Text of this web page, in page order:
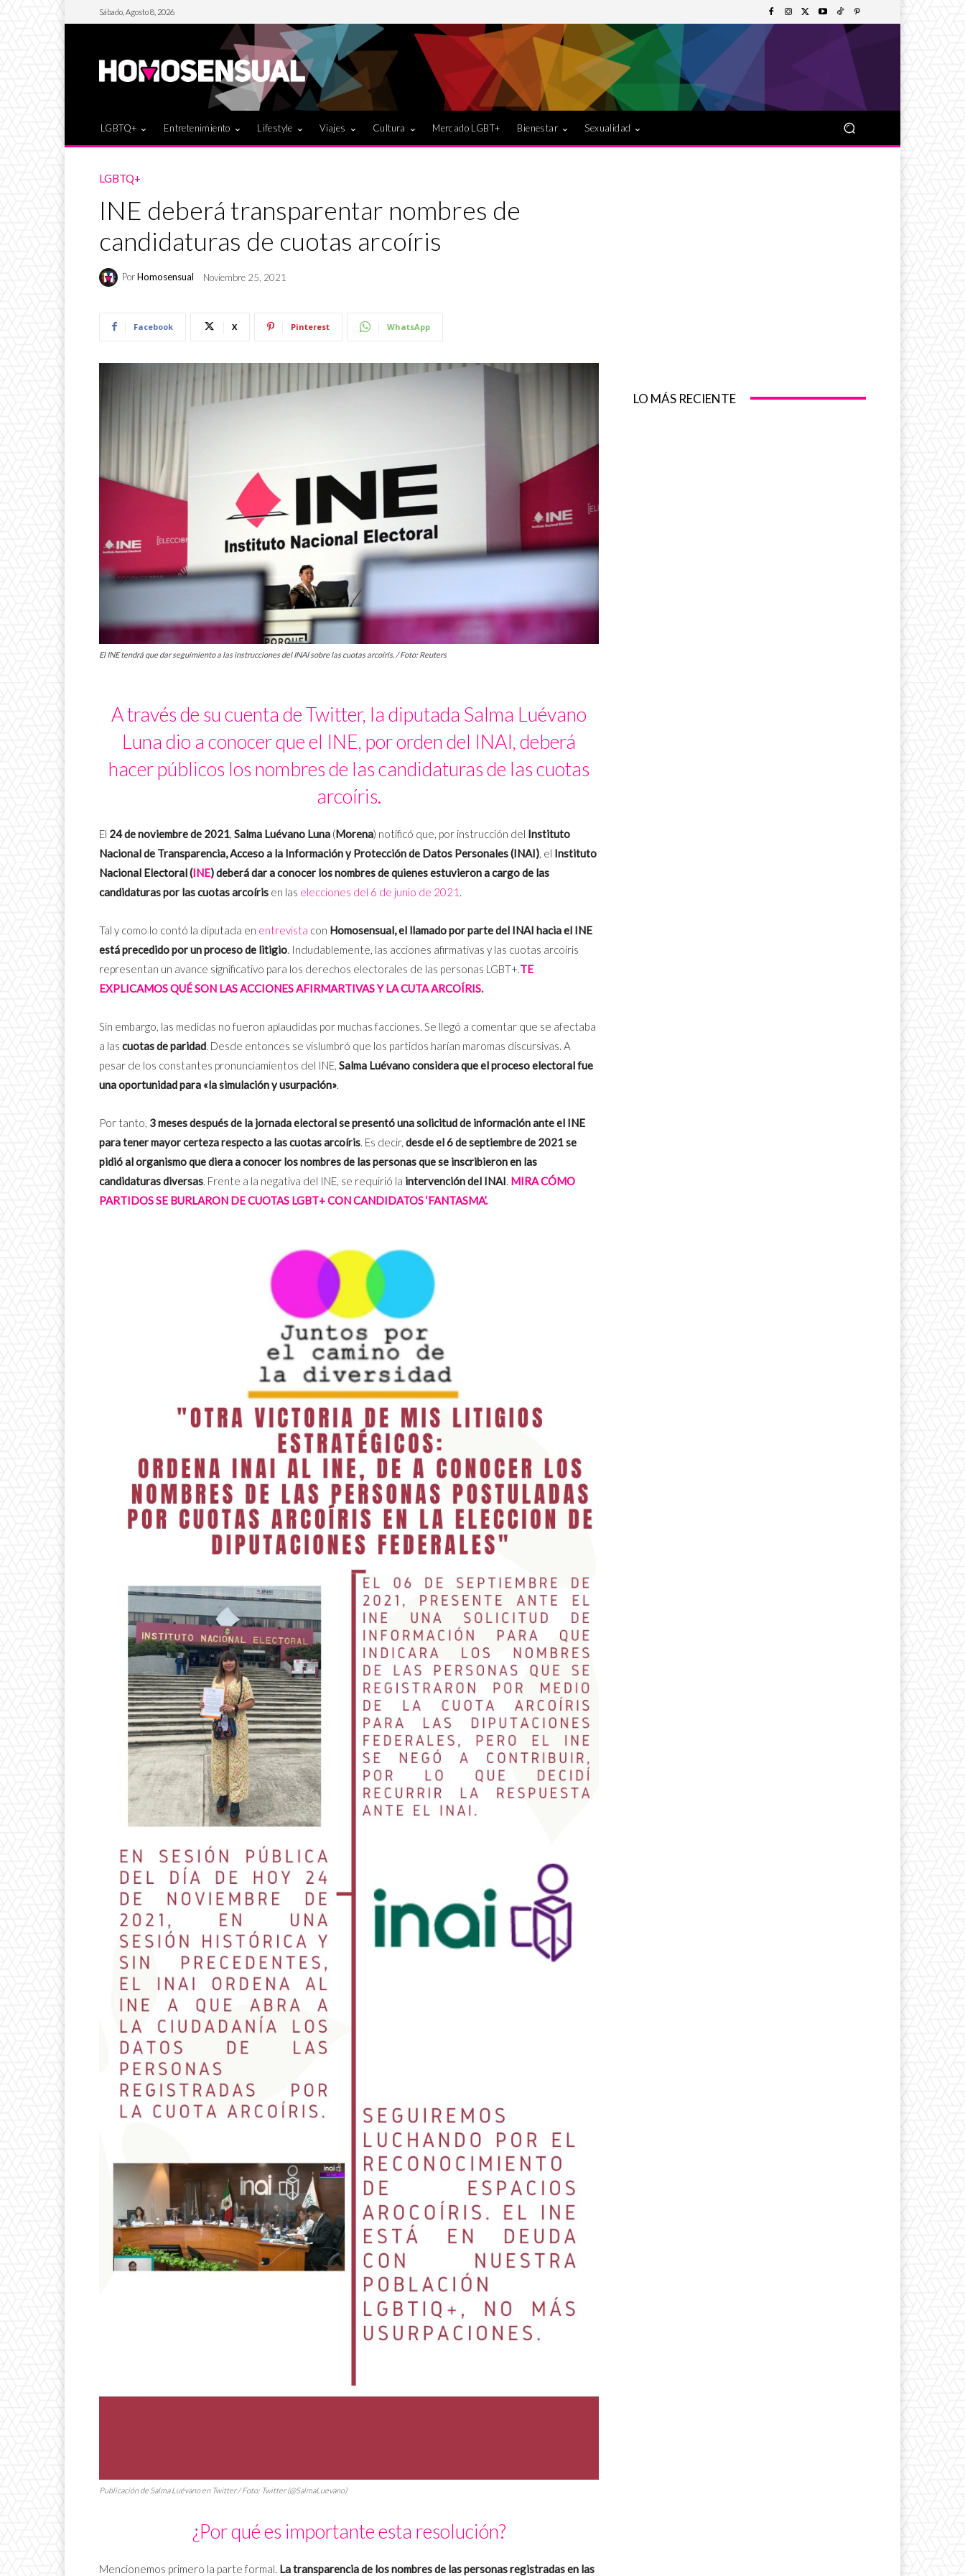
Sábado, Agosto 8, 2026
LGBTQ+ Entretenimiento Lifestyle Viajes Cultura Mercado LGBT+ Bienestar Sexualidad
LGBTQ+
INE deberá transparentar nombres de
candidaturas de cuotas arcoíris
PorHomosensual Noviembre 25, 2021
Facebook X Pinterest WhatsApp
El INE tendrá que dar seguimiento a las instrucciones del INAI sobre las cuotas arcoíris. / Foto: Reuters
A través de su cuenta de Twitter, la diputada Salma Luévano
Luna dio a conocer que el INE, por orden del INAI, deberá
hacer públicos los nombres de las candidaturas de las cuotas
arcoíris.
El 24 de noviembre de 2021, Salma Luévano Luna (Morena) notificó que, por instrucción del Instituto
Nacional de Transparencia, Acceso a la Información y Protección de Datos Personales (INAI), el Instituto
Nacional Electoral (INE)deberá dar a conocer los nombres de quienes estuvieron a cargo de las
candidaturas por las cuotas arcoíris en las elecciones del 6 de junio de 2021 .
Tal y como lo contó la diputada en entrevista con Homosensual,el llamado por parte del INAI hacia el INE
está precedido por un proceso de litigio. Indudablemente, las acciones afirmativas y las cuotas arcoíris
representan un avance significativo para los derechos electorales de las personas LGBT+.TE
EXPLICAMOS QUÉ SON LAS ACCIONES AFIRMARTIVAS Y LA CUTA ARCOÍRIS.
Sin embargo, las medidas no fueron aplaudidas por muchas facciones. Se llegó a comentar que se afectaba
a las cuotas de paridad. Desde entonces se vislumbró que los partidos harían maromas discursivas. A
pesar de los constantes pronunciamientos del INE, Salma Luévano considera que el proceso electoral fue
una oportunidad para «la simulación y usurpación».
Por tanto, 3 meses después de la jornada electoral se presentó una solicitud de información ante el INE
para tener mayor certeza respecto a las cuotas arcoíris. Es decir, desde el 6 de septiembre de 2021 se
pidió al organismo que diera a conocer los nombres de las personas que se inscribieron en las
candidaturas diversas. Frente a la negativa del INE, se requirió la intervención del INAI. MIRA CÓMO
PARTIDOS SE BURLARON DE CUOTAS LGBT+ CON CANDIDATOS ‘FANTASMA’.
Publicación de Salma Luévano en Twitter / Foto: Twitter (@SalmaLuevano)
¿Por qué es importante esta resolución?
Mencionemos primero la parte formal. La transparencia de los nombres de las personas registradas en las
LO MÁS RECIENTE